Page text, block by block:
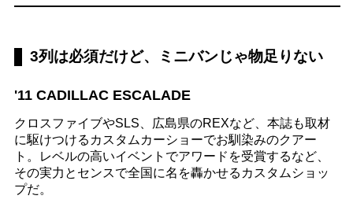
3列は必須だけど、ミニバンじゃ物足りない
'11 CADILLAC ESCALADE
クロスファイブやSLS、広島県のREXなど、本誌も取材
に駆けつけるカスタムカーショーでお馴染みのクアー
ト。レベルの高いイベントでアワードを受賞するなど、
その実力とセンスで全国に名を轟かせるカスタムショッ
プだ。